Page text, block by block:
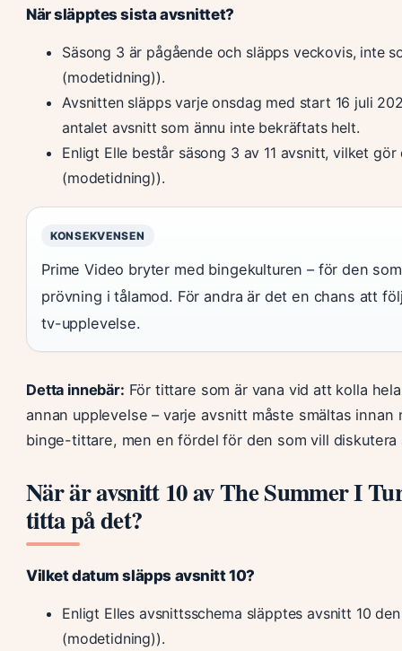
När släpptes sista avsnittet?
Säsong 3 är pågående och släpps veckovis, inte
(modetidning)).
Avsnitten släpps varje onsdag med start 16 juli
antalet avsnitt som ännu inte bekräftats helt.
Enligt Elle består säsong 3 av 11 avsnitt, vilket
(modetidning)).
KONSEKVENSEN
Prime Video bryter med bingekulturen – för den
prövning i tålamod. För andra är det en chans att
tv-upplevelse.
Detta innebär: För tittare som är vana vid att kolla
annan upplevelse – varje avsnitt måste smältas
binge-tittare, men en fördel för den som vill diskutera
När är avsnitt 10 av The Summer I
titta på det?
Vilket datum släpps avsnitt 10?
Enligt Elles avsnittsschema släpptes avsnitt 10
(modetidning)).